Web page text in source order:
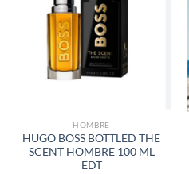
DESEOS
HOMBRE
HUGO BOSS BOTTLED THE
SCENT HOMBRE 100 ML
EDT